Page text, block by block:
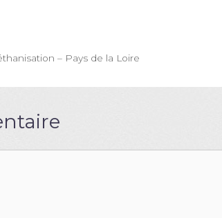
– Pays de la Loire